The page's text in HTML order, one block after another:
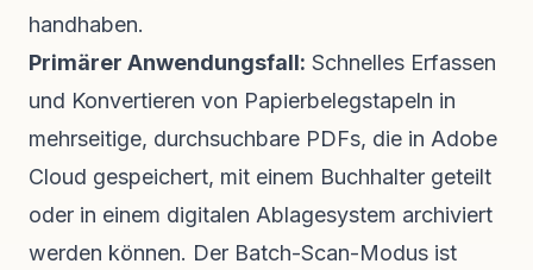
handhaben.
Primärer Anwendungsfall: Schnelles Erfassen
und Konvertieren von Papierbelegstapeln in
mehrseitige, durchsuchbare PDFs, die in Adobe
Cloud gespeichert, mit einem Buchhalter geteilt
oder in einem digitalen Ablagesystem archiviert
werden können. Der Batch-Scan-Modus ist